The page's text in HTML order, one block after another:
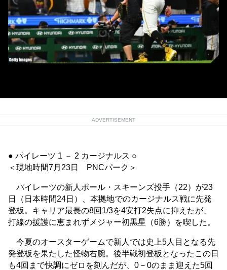
ADVERTISEMENT
● パイレーツ 1 － 2 カージナルス ○
＜現地時間7月23日 PNCパーク＞
パイレーツの新人ポール・スキーンズ投手（22）が23
日（日本時間24日）、本拠地でのカージナルス戦に先発
登板。キャリア最長の8回1/3を4安打2失点に抑えたが、
打線の援護に恵まれずメジャー初黒星（6勝）を喫した。
今夏のオースターゲームで新人では史上5人目となる先
発登板を果たした怪物右腕。後半戦初登板となったこの日
も4回まで快調にゼロを刻んだが、0－0のまま迎えた5回